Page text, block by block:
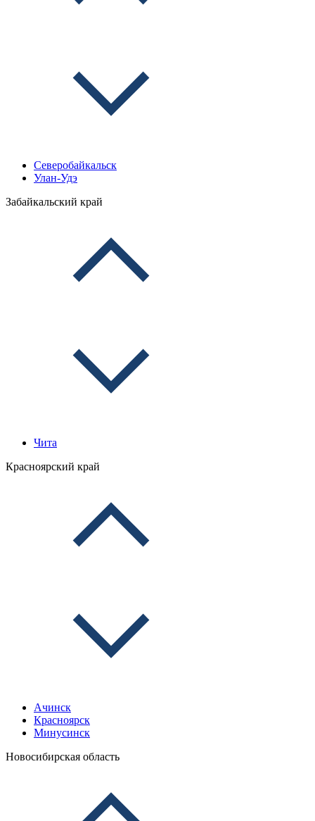
Северобайкальск
Улан-Удэ
Забайкальский край
Чита
Красноярский край
Ачинск
Красноярск
Минусинск
Новосибирская область